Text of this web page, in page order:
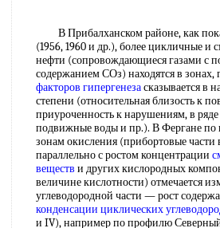
В Прибалханском районе, как
(1956, 1960 и др.), более цикличные и
нефти (сопровождающиеся газами с
содержанием СОз) находятся в зонах,
факторов гипергенезасказывается в
степени (относительная близость к
приуроченность к нарушениям, в ряде
подвижные воды и пр.). В Фергане по
зонам окисления (прибортовые
параллельно с ростом концентрации
веществ и других кислородных
величине кислотности) отмечается
углеводородной части — рост
конденсации циклических
и IV), например по профилю